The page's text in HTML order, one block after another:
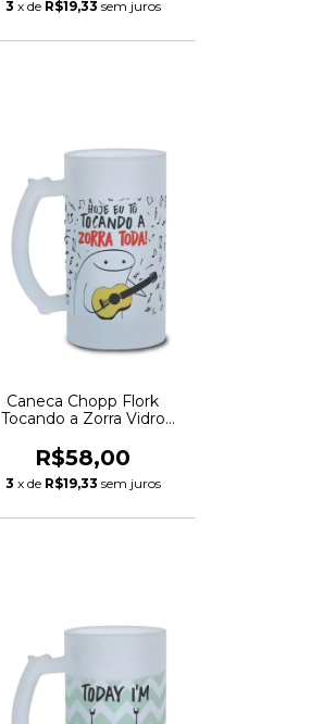
3 x de R$19,33 sem juros
Caneca Chopp Flork
Tocando a Zorra Vidro
R$58,00
3 x de R$19,33 sem juros